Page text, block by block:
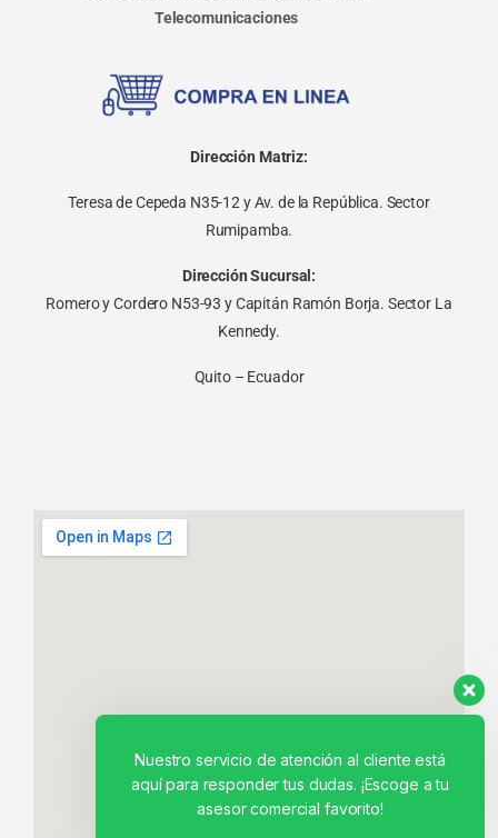
Telecomunicaciones
Dirección Matriz:
Teresa de Cepeda N35-12 y Av. de la República. Sector
Rumipamba.
Dirección Sucursal:
Romero y Cordero N53-93 y Capitán Ramón Borja. Sector La
Kennedy.
Quito – Ecuador
Nuestro servicio de atención al cliente está
aquí para responder tus dudas. ¡Escoge a tu
asesor comercial favorito!